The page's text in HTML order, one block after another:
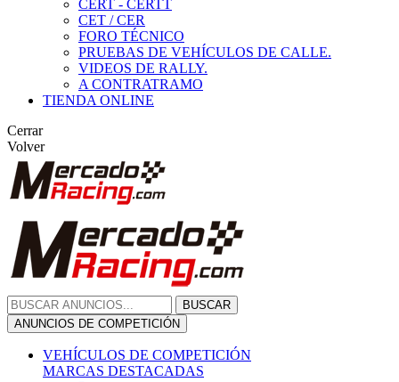
CERT - CERTT
CET / CER
FORO TÉCNICO
PRUEBAS DE VEHÍCULOS DE CALLE.
VIDEOS DE RALLY.
A CONTRATRAMO
TIENDA ONLINE
Cerrar
Volver
BUSCAR
ANUNCIOS DE COMPETICIÓN
VEHÍCULOS DE COMPETICIÓN
MARCAS DESTACADAS